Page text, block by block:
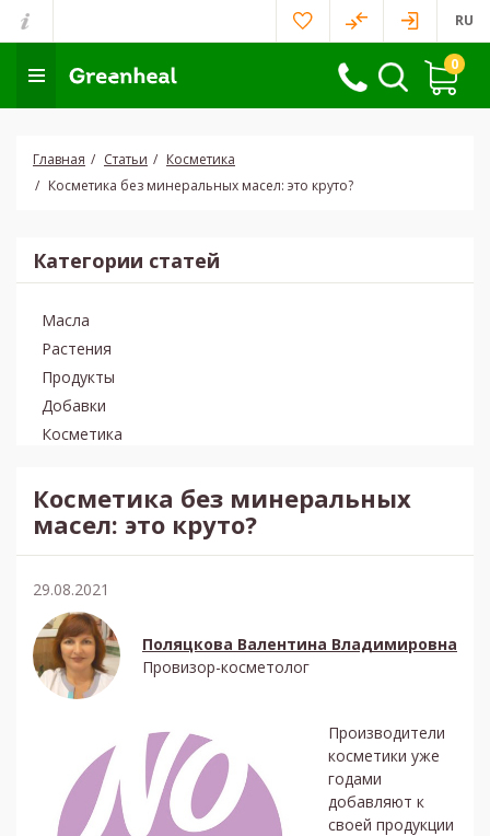
RU
0
Главная Статьи
Косметика
Косметика без минеральных масел: это круто?
Категории статей
Масла
Растения
Продукты
Добавки
Косметика
Косметика без минеральных
масел: это круто?
29.08.2021
Поляцкова Валентина Владимировна
Провизор-косметолог
Производители
косметики уже
годами
добавляют к
своей продукции